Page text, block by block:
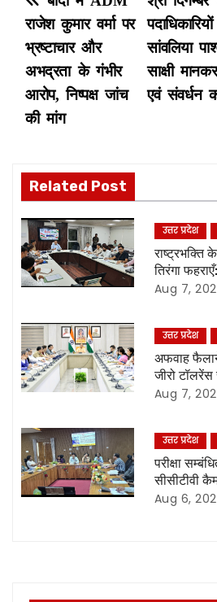
o
s
t
a
v
i
g
t
i
n
सांवलिया
साक्षी
एवं संवर्धन
राजेश कुमार वर्मा पर
भ्रष्टाचार और
अभद्रता के गंभीर
आरोप, निष्पक्ष जांच
की मांग
Related Post
उत्तर प्रदेश
राष्ट्रभक्ति
तिरंगा
Aug 7,
उत्तर प्रदेश
अफवाह
जीरो टॉलरेंस
मुख्यमंत्री
Aug 7,
उत्तर प्रदेश
परीक्षा
सीसीटीवी
रिकॉर्डिंग
Aug 6,